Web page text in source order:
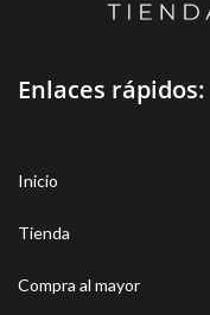
Enlaces rápidos:
Inicio
Tienda
Compra al mayor